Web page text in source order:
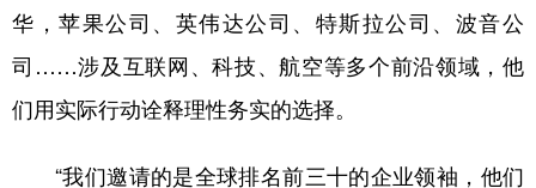
华，苹果公司、英伟达公司、特斯拉公司、波音公
司……涉及互联网、科技、航空等多个前沿领域，他
们用实际行动诠释理性务实的选择。
“我们邀请的是全球排名前三十的企业领袖，他们